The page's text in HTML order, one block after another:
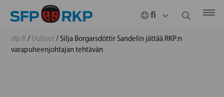
sfp.fi / Uutiset/ Silja Borgarsdóttir Sandelin jättää RKP:n
varapuheenjohtajan tehtävän